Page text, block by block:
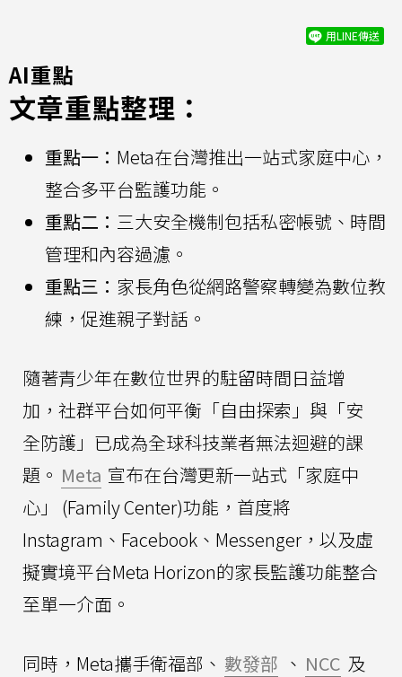
用LINE傳送
AI重點
文章重點整理：
重點一： Meta在台灣推出一站式家庭中心，
整合多平台監護功能。
重點二： 三大安全機制包括私密帳號、時間
管理和內容過濾。
重點三： 家長角色從網路警察轉變為數位教
練，促進親子對話。
隨著青少年在數位世界的駐留時間日益增
加，社群平台如何平衡「自由探索」與「安
全防護」已成為全球科技業者無法迴避的課
題。 Meta 宣布在台灣更新一站式「家庭中
心」 (Family Center)功能，首度將
Instagram、Facebook、Messenger，以及虛
擬實境平台Meta Horizon的家長監護功能整合
至單一介面。
同時，Meta攜手衛福部、 數發部 、 NCC 及